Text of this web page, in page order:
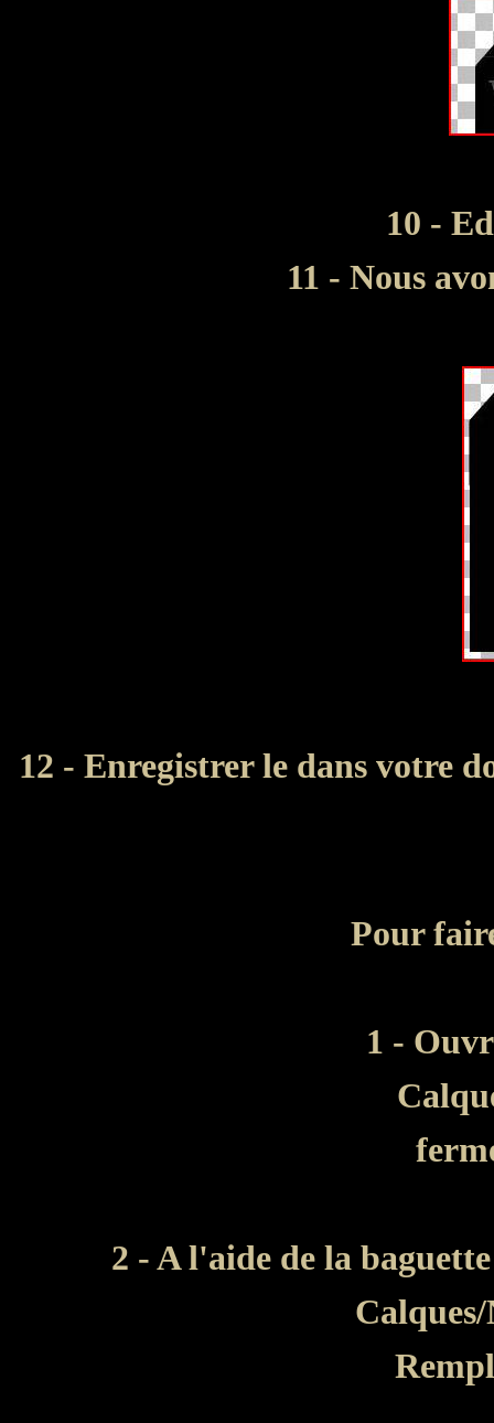
10 -
11 - Nous
12 - Enregistrer le dans votre
Pour
1 -
2 - A l'aide de la